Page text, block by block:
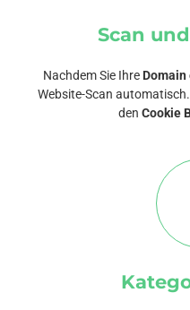
Scan
Nachdem Sie Ihre Domain
Website-Scan
den Cookie